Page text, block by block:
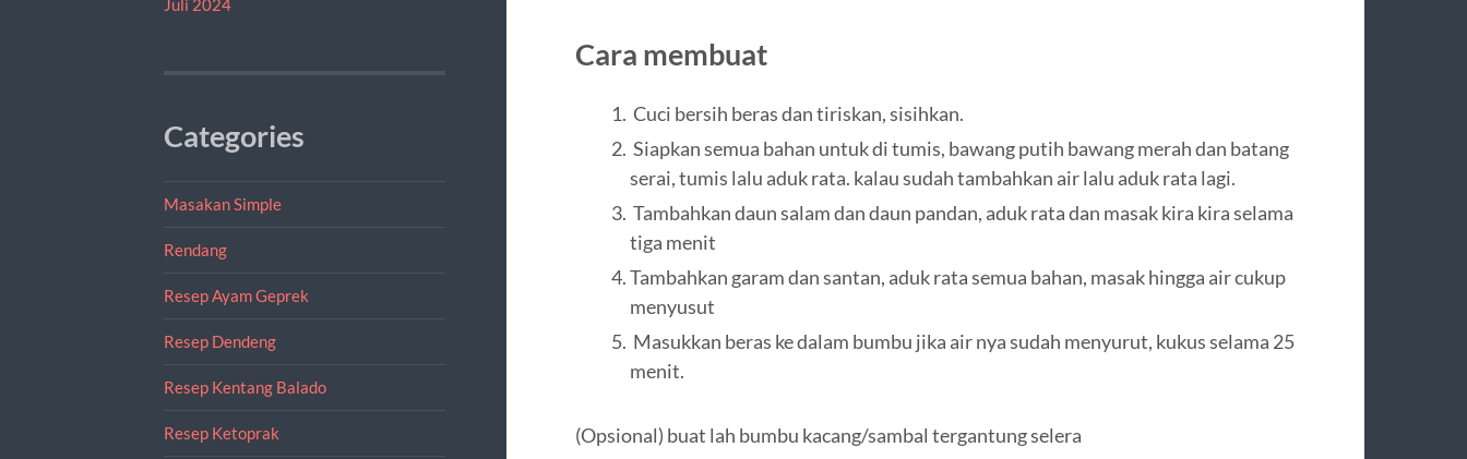
Categories
Masakan Simple
Rendang
Resep Ayam Geprek
Resep Dendeng
Resep Kentang Balado
Resep Ketoprak
Cara membuat
Cuci bersih beras dan tiriskan, sisihkan.
Siapkan semua bahan untuk di tumis, bawang putih bawang merah dan batang
serai, tumis lalu aduk rata. kalau sudah tambahkan air lalu aduk rata lagi.
Tambahkan daun salam dan daun pandan, aduk rata dan masak kira kira selama
tiga menit
Tambahkan garam dan santan, aduk rata semua bahan, masak hingga air cukup
menyusut
Masukkan beras ke dalam bumbu jika air nya sudah menyurut, kukus selama 25
menit.
(Opsional) buat lah bumbu kacang/sambal tergantung selera